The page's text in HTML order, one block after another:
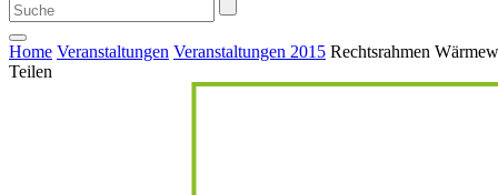
Home Veranstaltungen Veranstaltungen 2015 Rechtsrahmen
Teilen